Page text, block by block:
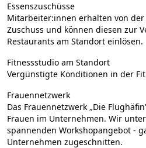
Essenszuschüsse
Mitarbeiter:innen erhalten von der
Zuschuss und können diesen zur
Restaurants am Standort einlösen.
Fitnessstudio am Standort
Vergünstigte Konditionen in der
Frauennetzwerk
Das Frauennetzwerk „Die
Frauen im Unternehmen. Wir
spannenden Workshopangebot -
Unternehmen zugeschnitten.